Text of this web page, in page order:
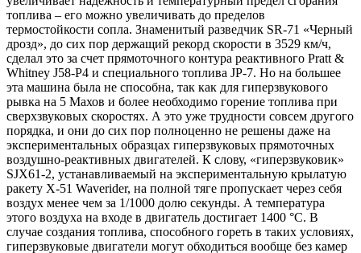
топлива – его можно увеличивать до пределов
термостойкости сопла. Знаменитый разведчик SR-71 «Черный
дрозд», до сих пор держащий рекорд скорости в 3529 км/ч,
сделал это за счет прямоточного контура реактивного Pratt &
Whitney J58-P4 и специального топлива JP-7. Но на большее
эта машина была не способна, так как для гиперзвукового
рывка на 5 Махов и более необходимо горение топлива при
сверхзвуковых скоростях. А это уже трудности совсем другого
порядка, и они до сих пор полноценно не решены даже на
экспериментальных образцах гиперзвуковых прямоточных
воздушно-реактивных двигателей. К слову, «гиперзвуковик»
SJX61-2, устанавливаемый на экспериментальную крылатую
ракету X-51 Waverider, на полной тяге пропускает через себя
воздух менее чем за 1/1000 долю секунды. А температура
этого воздуха на входе в двигатель достигает 1400 °С. В
случае создания топлива, способного гореть в таких условиях,
гиперзвуковые двигатели могут обходиться вообще без камер